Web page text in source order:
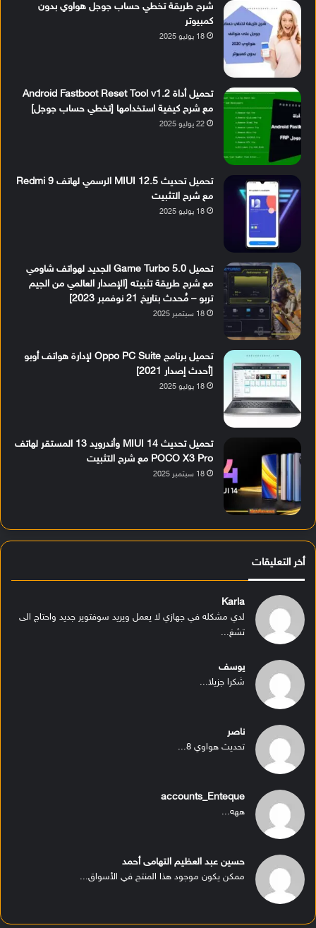
شرح طريقة تخطي حساب جوجل هواوي بدون
كمبيوتر
18 يوليو 2025
تحميل أداة Android Fastboot Reset Tool v1.2
مع شرح كيفية استخدامها [تخطي حساب جوجل]
22 يوليو 2025
تحميل تحديث MIUI 12.5 الرسمي لهاتف Redmi 9
مع شرح التثبيت
18 يوليو 2025
تحميل Game Turbo 5.0 الجديد لهواتف شاومي
مع شرح طريقة تثبيته [الإصدار العالمي من الجيم
تربو – مُحدث بتاريخ 21 نوفمبر 2023]
18 سبتمبر 2025
تحميل برنامج Oppo PC Suite لإدارة هواتف أوبو
[أحدث إصدار 2021]
18 يوليو 2025
تحميل تحديث MIUI 14 وأندرويد 13 المستقر لهاتف
POCO X3 Pro مع شرح التثبيت
18 سبتمبر 2025
أخر التعليقات
Karla
لدي مشكله في جهازي لا يعمل ويريد سوفتوير جديد واحتاج الى
تشغ...
يوسف
شكرا جزيلا...
ناصر
تحديث هواوي 8...
accounts_Enteque
ههه...
حسين عبد العظيم التهامى أحمد
ممكن يكون موجود هذا المنتج في الأسواق...